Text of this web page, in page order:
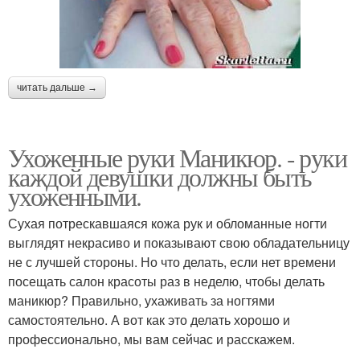
читать дальше →
Ухоженные руки Маникюр. - руки
каждой девушки должны быть
ухоженными.
Сухая потрескавшаяся кожа рук и обломанные ногти
выглядят некрасиво и показывают свою обладательницу
не с лучшей стороны. Но что делать, если нет времени
посещать салон красоты раз в неделю, чтобы делать
маникюр? Правильно, ухаживать за ногтями
самостоятельно. А вот как это делать хорошо и
профессионально, мы вам сейчас и расскажем.